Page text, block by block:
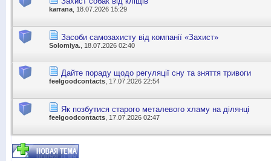
karrana , 18.07.2026 15:29
Засоби самозахисту від компанії «Захист»
Solomiya. , 18.07.2026 02:40
Дайте пораду щодо регуляції сну та зняття тривоги
feelgoodcontacts , 17.07.2026 22:54
Як позбутися старого металевого хламу на ділянці
feelgoodcontacts , 17.07.2026 02:47